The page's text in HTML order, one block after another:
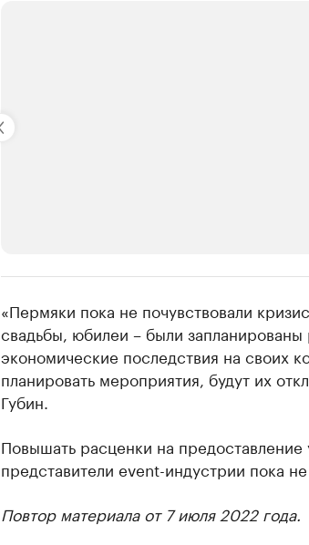
Крупные организации в
Найдите и проверьте данные в каталоге
«Пермяки пока не почувствовали
свадьбы, юбилеи – были
экономические последствия на своих
планировать мероприятия, будут их
Губин.
Повышать расценки на
представители event-индустрии пока
Повтор материала от 7 июля 2022 года.